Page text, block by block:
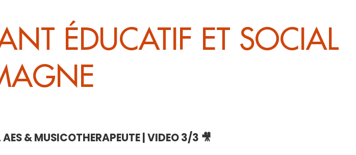
ÉDUCATIF ET SOCIAL
& MUSICOTHERAPEUTE | VIDEO 3/3 🎥